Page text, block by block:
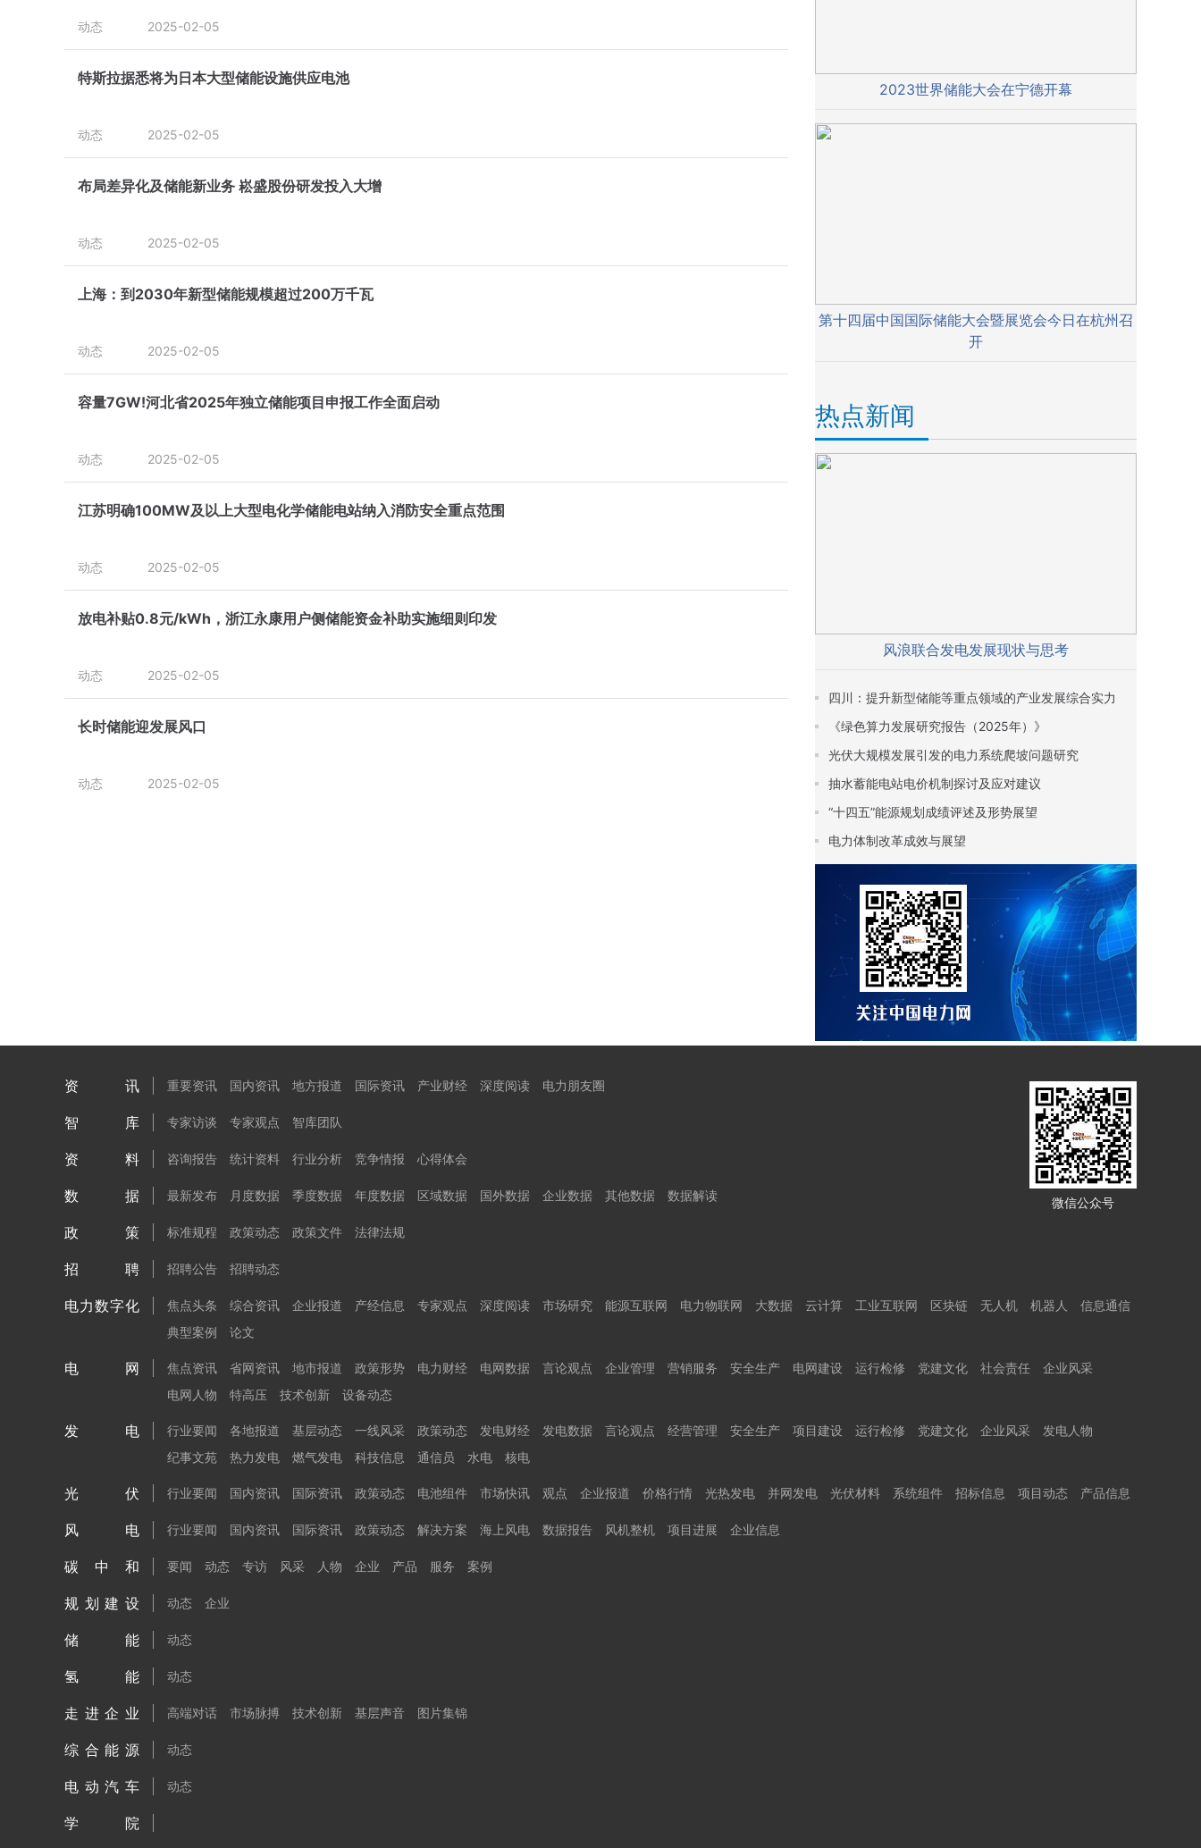
动态 2025-02-05
特斯拉据悉将为日本大型储能设施供应电池
动态 2025-02-05
布局差异化及储能新业务 崧盛股份研发投入大增
动态 2025-02-05
上海：到2030年新型储能规模超过200万千瓦
动态 2025-02-05
容量7GW!河北省2025年独立储能项目申报工作全面启动
动态 2025-02-05
江苏明确100MW及以上大型电化学储能电站纳入消防安全重点范围
动态 2025-02-05
放电补贴0.8元/kWh，浙江永康用户侧储能资金补助实施细则印发
动态 2025-02-05
长时储能迎发展风口
动态 2025-02-05
2023世界储能大会在宁德开幕
第十四届中国国际储能大会暨展览会今日在杭州召
开
热点新闻
风浪联合发电发展现状与思考
四川：提升新型储能等重点领域的产业发展综合实力
《绿色算力发展研究报告（2025年）》
光伏大规模发展引发的电力系统爬坡问题研究
抽水蓄能电站电价机制探讨及应对建议
“十四五”能源规划成绩评述及形势展望
电力体制改革成效与展望
微信公众号
资讯 重要资讯 国内资讯 地方报道 国际资讯 产业财经 深度阅读 电力朋友圈
智库 专家访谈 专家观点 智库团队
资料 咨询报告 统计资料 行业分析 竞争情报 心得体会
数据 最新发布 月度数据 季度数据 年度数据 区域数据 国外数据 企业数据 其他数据 数据解读
政策 标准规程 政策动态 政策文件 法律法规
招聘 招聘公告 招聘动态
电力数字化 焦点头条 综合资讯 企业报道 产经信息 专家观点 深度阅读 市场研究 能源互联网 电力物联网 大数据 云计算 工业互联网 区块链 无人机 机器人
信息通信
典型案例
论文
电网 焦点资讯 省网资讯 地市报道 政策形势 电力财经 电网数据 言论观点 企业管理 营销服务 安全生产 电网建设 运行检修 党建文化 社会责任
企业风采
电网人物
特高压 技术创新 设备动态
发电 行业要闻 各地报道 基层动态 一线风采 政策动态 发电财经 发电数据 言论观点 经营管理 安全生产 项目建设 运行检修 党建文化 企业风采
发电人物
纪事文苑
热力发电 燃气发电 科技信息 通信员 水电 核电
光伏 行业要闻 国内资讯 国际资讯 政策动态 电池组件 市场快讯 观点 企业报道 价格行情 光热发电 并网发电 光伏材料 系统组件 招标信息 项目动态 产品信息
风电 行业要闻 国内资讯 国际资讯 政策动态 解决方案 海上风电 数据报告 风机整机 项目进展 企业信息
碳中和 要闻 动态 专访 风采 人物 企业 产品 服务 案例
规划建设 动态 企业
储能 动态
氢能 动态
走进企业 高端对话 市场脉搏 技术创新 基层声音 图片集锦
综合能源 动态
电动汽车 动态
学院